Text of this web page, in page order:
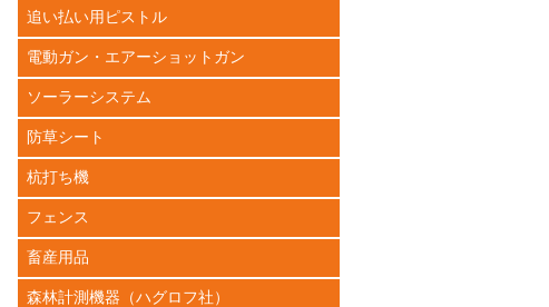
追い払い用ピストル
電動ガン・エアーショットガン
ソーラーシステム
防草シート
杭打ち機
フェンス
畜産用品
森林計測機器（ハグロフ社）